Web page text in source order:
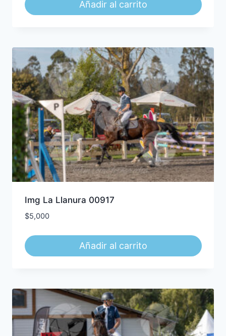
Añadir al carrito
Img La Llanura 00917
$5,000
Añadir al carrito